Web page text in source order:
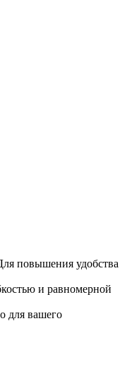
повышения удобства
и равномерной
для вашего